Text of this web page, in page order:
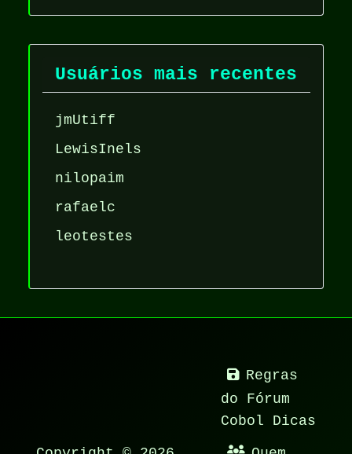
Usuários mais recentes
jmUtiff
LewisInels
nilopaim
rafaelc
leotestes
Regras
do Fórum
Cobol Dicas